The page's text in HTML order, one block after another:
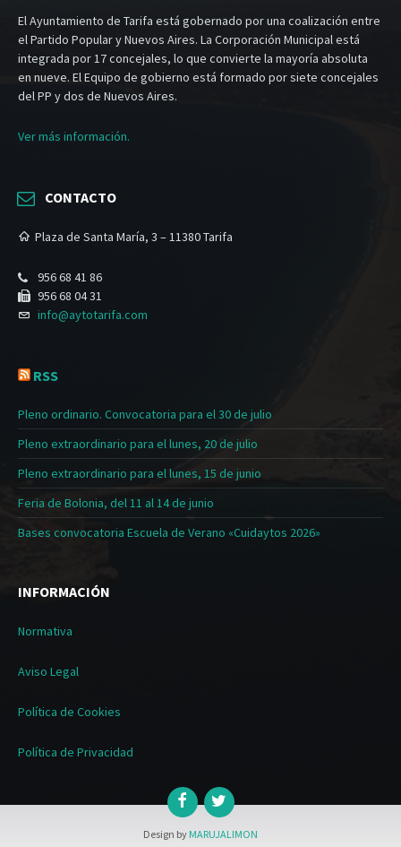
El Ayuntamiento de Tarifa está gobernado por una coalización entre
el Partido Popular y Nuevos Aires. La Corporación Municipal está
integrada por 17 concejales, lo que convierte la mayoría absoluta
en nueve. El Equipo de gobierno está formado por siete concejales
del PP y dos de Nuevos Aires.
Ver más información.
CONTACTO
Plaza de Santa María, 3 – 11380 Tarifa
956 68 41 86
956 68 04 31
info@aytotarifa.com
RSS
Pleno ordinario. Convocatoria para el 30 de julio
Pleno extraordinario para el lunes, 20 de julio
Pleno extraordinario para el lunes, 15 de junio
Feria de Bolonia, del 11 al 14 de junio
Bases convocatoria Escuela de Verano «Cuidaytos 2026»
INFORMACIÓN
Normativa
Aviso Legal
Política de Cookies
Política de Privacidad
Design by MARUJALIMON